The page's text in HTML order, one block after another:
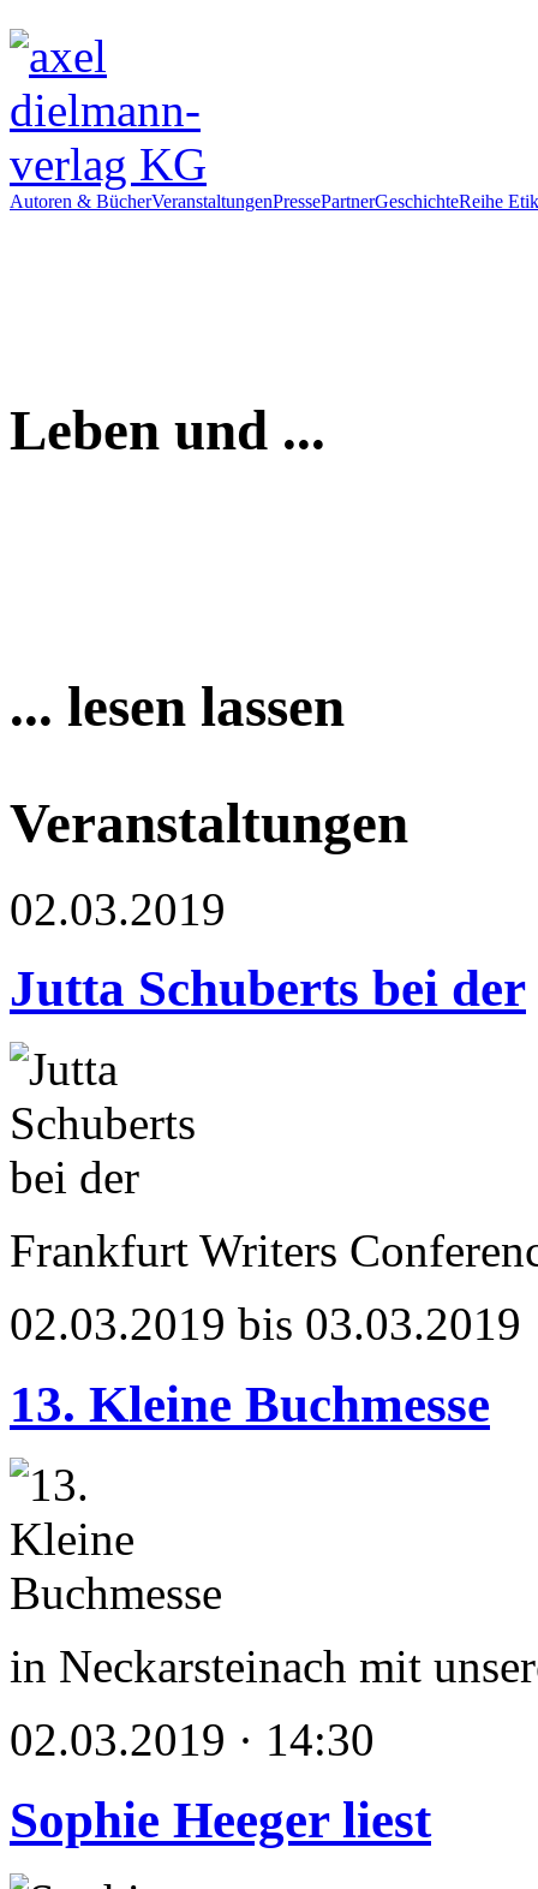
Autoren & BücherVeranstaltungenPressePartnerGeschichteReihe
Leben und ...
... lesen lassen
Veranstaltungen
02.03.2019
Jutta Schuberts bei der
Frankfurt Writers
02.03.2019 bis 03.03.2019
13. Kleine Buchmesse
in Neckarsteinach mit
02.03.2019 · 14:30
Sophie Heeger liest